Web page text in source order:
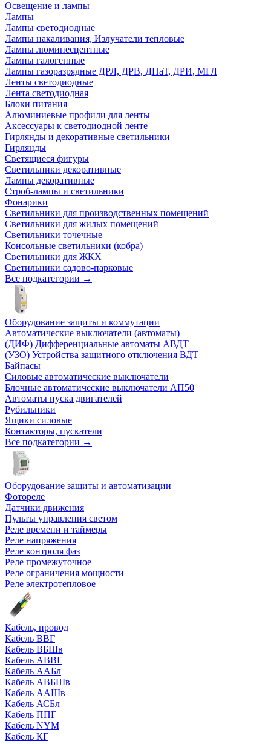
Освещение и лампы
Лампы
Лампы светодиодные
Лампы накаливания, Излучатели тепловые
Лампы люминесцентные
Лампы галогенные
Лампы газоразрядные ДРЛ, ДРВ, ДНаТ, ДРИ, МГЛ
Ленты светодиодные
Лента светодиодная
Блоки питания
Алюминиевые профили для ленты
Аксессуары к светодиодной ленте
Гирлянды и декоративные светильники
Гирлянды
Светящиеся фигуры
Светильники декоративные
Лампы декоративные
Строб-лампы и светильники
Фонарики
Светильники для производственных помещений
Светильники для жилых помещений
Светильники точечные
Консольные светильники (кобра)
Светильники для ЖКХ
Светильники садово-парковые
Все подкатегории →
Оборудование защиты и коммутации
Автоматические выключатели (автоматы)
(ДИФ) Дифференциальные автоматы АВДТ
(УЗО) Устройства защитного отключения ВДТ
Байпасы
Силовые автоматические выключатели
Блочные автоматические выключатели АП50
Автоматы пуска двигателей
Рубильники
Ящики силовые
Контакторы, пускатели
Все подкатегории →
Оборудование защиты и автоматизации
Фотореле
Датчики движения
Пульты управления светом
Реле времени и таймеры
Реле напряжения
Реле контроля фаз
Реле промежуточное
Реле ограничения мощности
Реле электротепловое
Кабель, провод
Кабель ВВГ
Кабель ВБШв
Кабель АВВГ
Кабель ААБл
Кабель АВБШв
Кабель ААШв
Кабель АСБл
Кабель ППГ
Кабель NYM
Кабель КГ